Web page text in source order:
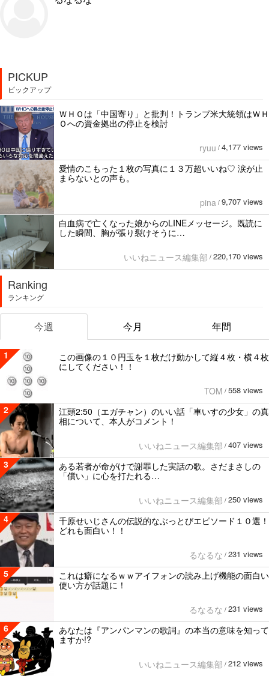
PICKUP
ピックアップ
ＷＨＯは「中国寄り」と批判！トランプ米大統領はＷＨ
Ｏへの資金拠出の停止を検討
ryuu / 4,177 views
愛情のこもった１枚の写真に１３万超いいね♡ 涙が止
まらないとの声も。
pina / 9,707 views
白血病で亡くなった娘からのLINEメッセージ。既読に
した瞬間、胸が張り裂けそうに…
いいねニュース編集部 / 220,170 views
Ranking
ランキング
今週 今月 年間
1
この画像の１０円玉を１枚だけ動かして縦４枚・横４枚
にしてください！！
TOM / 558 views
2
江頭2:50（エガチャン）のいい話「車いすの少女」の真
相について、本人がコメント！
いいねニュース編集部 / 407 views
3
ある若者が命がけで謝罪した実話の歌。さだまさしの
「償い」に心を打たれる…
いいねニュース編集部 / 250 views
4
千原せいじさんの伝説的なぶっとびエピソード１０選！
どれも面白い！！
るなるな / 231 views
5
これは癖になるｗｗアイフォンの読み上げ機能の面白い
使い方が話題に！
るなるな / 231 views
6
あなたは『アンパンマンの歌詞』の本当の意味を知って
ますか!?
いいねニュース編集部 / 212 views